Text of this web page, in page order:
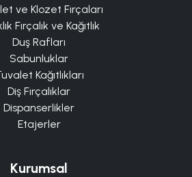
ve Klozet Fırçaları
Fırçalık ve Kağıtlık
Duş Rafları
Sabunluklar
Kağıtlıkları
Diş Fırçalıklar
Dispanserlikler
Etajerler
Kurumsal